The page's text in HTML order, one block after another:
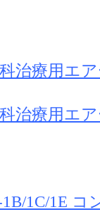
治療用エ
治療用エ
1C/1E